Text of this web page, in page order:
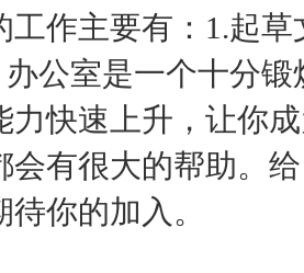
工作主要有：1.起
公室是一个十分
力快速上升，让你
会有很大的帮助。
你的加入。